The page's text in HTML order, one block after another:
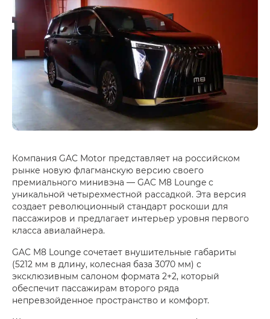
Компания GAC Motor представляет на российском
рынке новую флагманскую версию своего
премиального минивэна — GAC M8 Lounge с
уникальной четырехместной рассадкой. Эта версия
создает революционный стандарт роскоши для
пассажиров и предлагает интерьер уровня первого
класса авиалайнера.
GAC M8 Lounge сочетает внушительные габариты
(5212 мм в длину, колесная база 3070 мм) с
эксклюзивным салоном формата 2+2, который
обеспечит пассажирам второго ряда
непревзойденное пространство и комфорт.